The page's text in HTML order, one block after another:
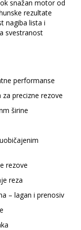
snažan motor od
rezultate
nagiba lista i
svestranost
performanse
precizne rezove
širine
rezove
reza
– lagan i prenosiv